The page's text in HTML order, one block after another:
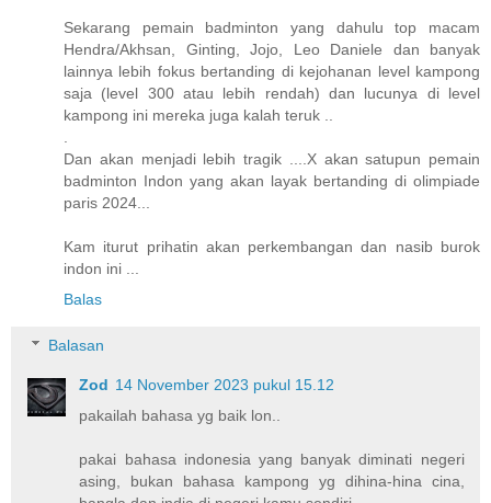
Sekarang pemain badminton yang dahulu top macam
Hendra/Akhsan, Ginting, Jojo, Leo Daniele dan banyak
lainnya lebih fokus bertanding di kejohanan level kampong
saja (level 300 atau lebih rendah) dan lucunya di level
kampong ini mereka juga kalah teruk ..
.
Dan akan menjadi lebih tragik ....X akan satupun pemain
badminton Indon yang akan layak bertanding di olimpiade
paris 2024...
Kam iturut prihatin akan perkembangan dan nasib burok
indon ini ...
Balas
Balasan
Zod 14 November 2023 pukul 15.12
pakailah bahasa yg baik lon..
pakai bahasa indonesia yang banyak diminati negeri
asing, bukan bahasa kampong yg dihina-hina cina,